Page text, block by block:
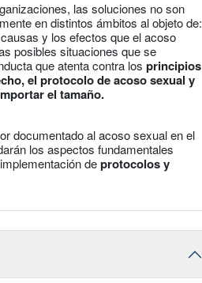
las soluciones no son
en distintos ámbitos al objeto de:
y los efectos que el acoso
posibles situaciones que se
que atenta contra los principios
el protocolo de acoso sexual y
el tamaño.
documentado al acoso sexual en el
los aspectos fundamentales
deprotocolos y